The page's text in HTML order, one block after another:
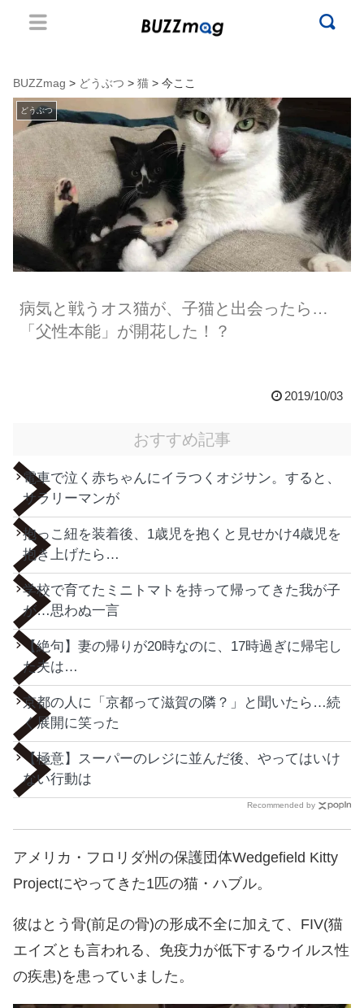
BUZZmag > どうぶつ > 猫 > 今ここ
どうぶつ
病気と戦うオス猫が、子猫と出会ったら…
「父性本能」が開花した！？
2019/10/03
おすすめ記事
電車で泣く赤ちゃんにイラつくオジサン。すると、
サラリーマンが
抱っこ紐を装着後、1歳児を抱くと見せかけ4歳児を
抱き上げたら…
学校で育てたミニトマトを持って帰ってきた我が子
が…思わぬ一言
【絶句】妻の帰りが20時なのに、17時過ぎに帰宅し
た夫は…
京都の人に「京都って滋賀の隣？」と聞いたら…続
く展開に笑った
【極意】スーパーのレジに並んだ後、やってはいけ
ない行動は
Recommended by
アメリカ・フロリダ州の保護団体Wedgefield Kitty
Projectにやってきた1匹の猫・ハブル。
彼はとう骨(前足の骨)の形成不全に加えて、FIV(猫
エイズとも言われる、免疫力が低下するウイルス性
の疾患)を患っていました。